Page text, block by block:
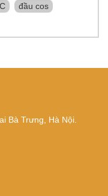
đầu cos
Bà Trưng, Hà Nội.